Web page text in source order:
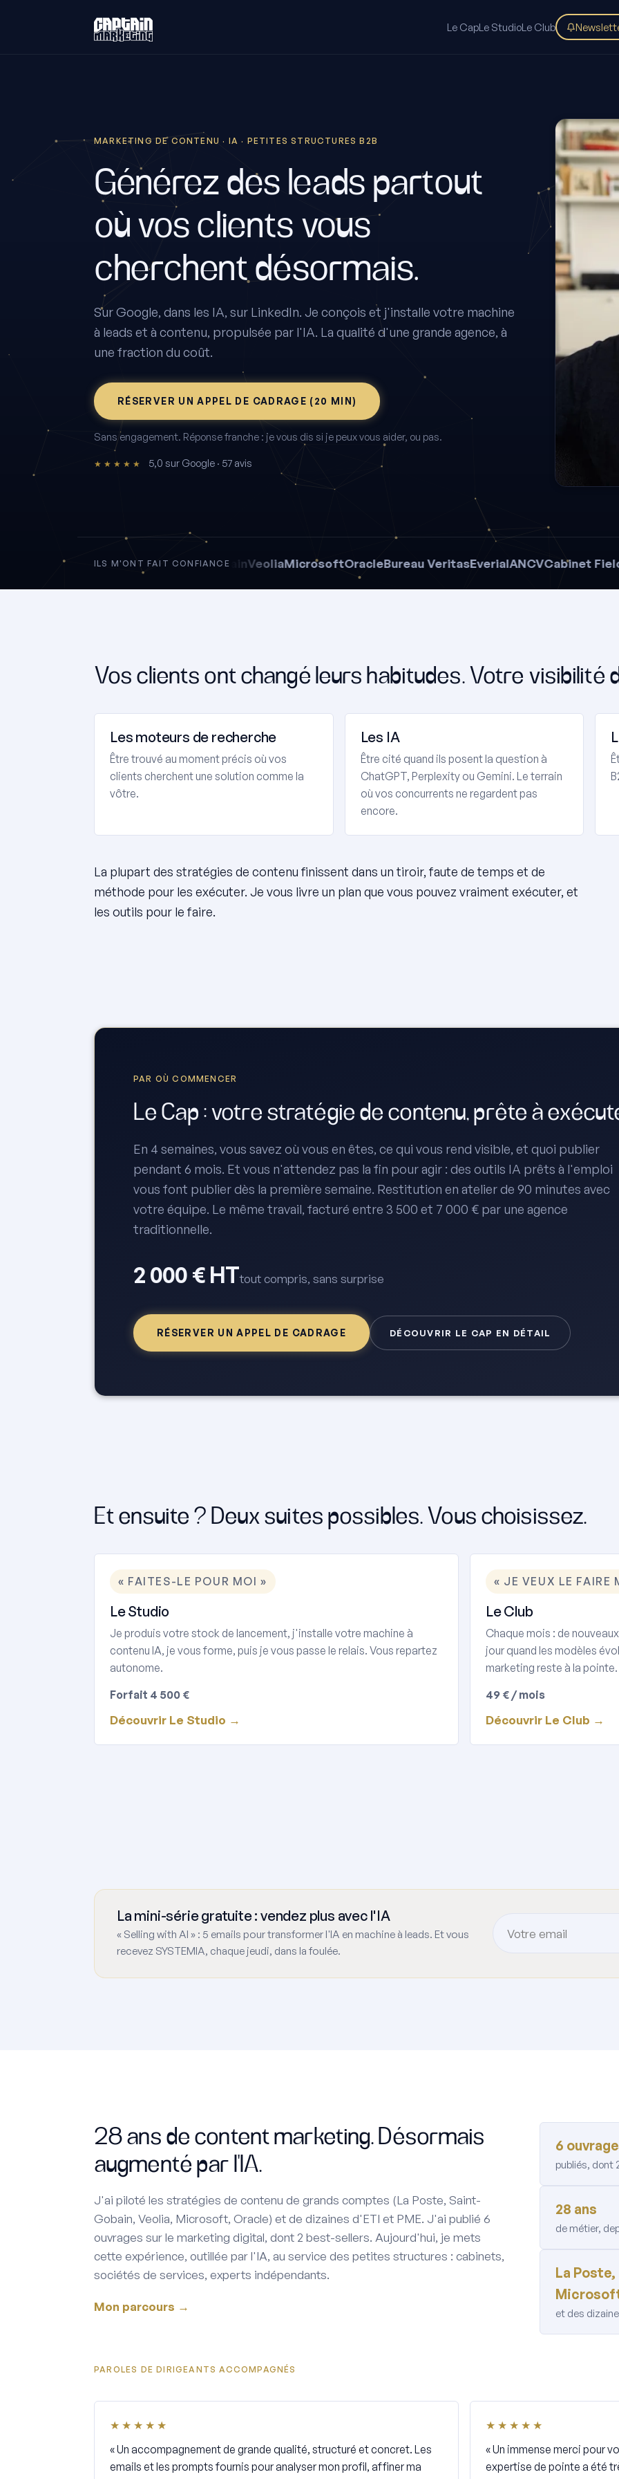
Le CapLe StudioLe Club
MARKETING DE CONTENU · IA · PETITES STRUCTURES B2B
Générez des leads partout
où vos clients vous
cherchent désormais.
Sur Google, dans les IA, sur LinkedIn. Je conçois et j'installe votre machine
à leads et à contenu, propulsée par l'IA. La qualité d'une grande agence, à
une fraction du coût.
RÉSERVER UN APPEL DE CADRAGE (20 MIN)
Sans engagement. Réponse franche : je vous dis si je peux vous aider, ou pas.
★★★★★ 5,0 sur Google · 57 avis
ILS M'ONT FAIT CONFIANCE
La PosteSaint-GobainVeoliaMicrosoftOracleBureau VeritasEverialANCVCabinet Fieloux
Vos clients ont changé leurs habitudes. Votre visibilité
Les moteurs de recherche
Être trouvé au moment précis où vos
clients cherchent une solution comme la
vôtre.
Les IA
Être cité quand ils posent la question à
ChatGPT, Perplexity ou Gemini. Le terrain
où vos concurrents ne regardent pas
encore.
La plupart des stratégies de contenu finissent dans un tiroir, faute de temps et de
méthode pour les exécuter. Je vous livre un plan que vous pouvez vraiment exécuter, et
les outils pour le faire.
PAR OÙ COMMENCER
Le Cap : votre stratégie de contenu, prête à
En 4 semaines, vous savez où vous en êtes, ce qui vous rend visible, et quoi publier
pendant 6 mois. Et vous n'attendez pas la fin pour agir : des outils IA prêts à l'emploi
vous font publier dès la première semaine. Restitution en atelier de 90 minutes avec
votre équipe. Le même travail, facturé entre 3 500 et 7 000 € par une agence
traditionnelle.
2 000 € HTtout compris, sans surprise
RÉSERVER UN APPEL DE CADRAGE DÉCOUVRIR LE CAP EN DÉTAIL
Et ensuite ? Deux suites possibles. Vous choisissez.
« FAITES-LE POUR MOI »
Le Studio
Je produis votre stock de lancement, j'installe votre machine à
contenu IA, je vous forme, puis je vous passe le relais. Vous repartez
autonome.
Forfait 4 500 €
Découvrir Le Studio →
« JE VEUX LE FAIRE
Le Club
Chaque mois : de
jour quand les modèles
marketing reste à la pointe.
49 € / mois
Découvrir Le Club →
La mini-série gratuite : vendez plus avec l'IA
« Selling with AI » : 5 emails pour transformer l'IA en machine à leads. Et vous
recevez SYSTEMIA, chaque jeudi, dans la foulée.
28 ans de content marketing. Désormais
augmenté par l'IA.
J'ai piloté les stratégies de contenu de grands comptes (La Poste, Saint-
Gobain, Veolia, Microsoft, Oracle) et de dizaines d'ETI et PME. J'ai publié 6
ouvrages sur le marketing digital, dont 2 best-sellers. Aujourd'hui, je mets
cette expérience, outillée par l'IA, au service des petites structures : cabinets,
sociétés de services, experts indépendants.
Mon parcours →
6
publiés, dont
28 ans
de métier,
La
et des
PAROLES DE DIRIGEANTS ACCOMPAGNÉS
★★★★★
« Un accompagnement de grande qualité, structuré et concret. Les
emails et les prompts fournis pour analyser mon profil, affiner ma
★★★★★
« Un immense merci pour
expertise de pointe a été